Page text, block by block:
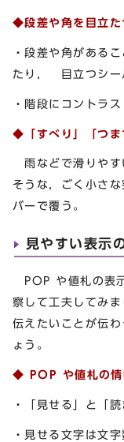
◆段差や角を目立た
・段差や角がある
たり， 目立つシー
・階段にコントラ
◆「すべり」「つま
雨などで滑りやす
そうな，ごく小さ
バーで覆う。
見やすい表示
POP や値札の表
察して工夫してみ
伝えたいことが伝
ょう。
◆ POP や値札の情
・「見せる」と「
・見せる文字は文